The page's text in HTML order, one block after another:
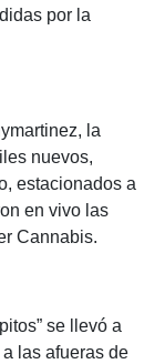
por la
la
nuevos,
estacionados a
en vivo las
Cannabis.
se llevó a
las afueras de